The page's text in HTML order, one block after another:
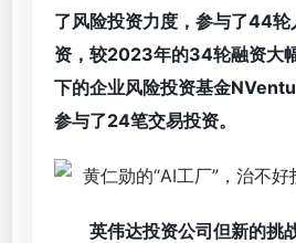
了风险投资力度，参与了44轮
资，较2023年的34轮融资大
下的企业风险投资基金
参与了24笔交易投资。
英伟达投资公司但新的挑